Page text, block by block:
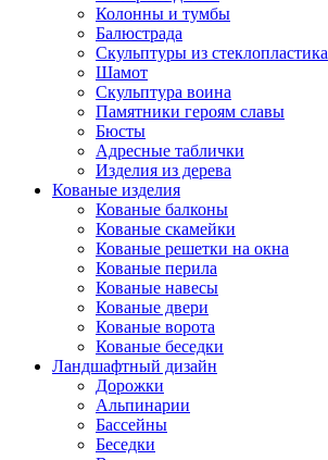
Колонны и тумбы
Балюстрада
Скульптуры из стеклопластика
Шамот
Скульптура воина
Памятники героям славы
Бюсты
Адресные таблички
Изделия из дерева
Кованые изделия
Кованые балконы
Кованые скамейки
Кованые решетки на окна
Кованые перила
Кованые навесы
Кованые двери
Кованые ворота
Кованые беседки
Ландшафтный дизайн
Дорожки
Альпинарии
Бассейны
Беседки